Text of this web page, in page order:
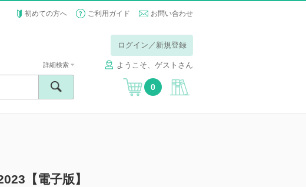
初めての方へ ご利用ガイド お問い合わせ
ログイン／新規登録
ようこそ、ゲストさん
詳細検索
0
【電子版】